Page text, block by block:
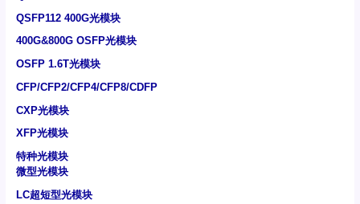
QSFP112 400G光模块
400G&800G OSFP光模块
OSFP 1.6T光模块
CFP/CFP2/CFP4/CFP8/CDFP
CXP光模块
XFP光模块
特种光模块
微型光模块
LC超短型光模块